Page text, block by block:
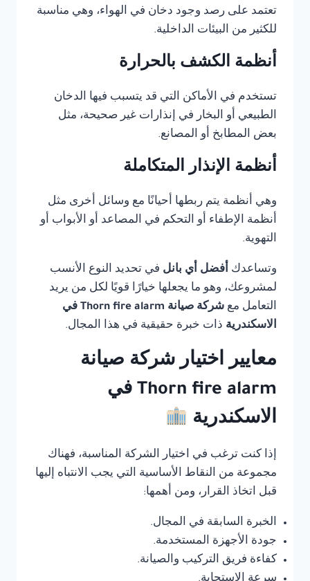
تعتمد على رصد وجود دخان في الهواء، وهي مناسبة
للكثير من البيئات الداخلية.
أنظمة الكشف بالحرارة
تستخدم في الأماكن التي قد يتسبب فيها الدخان
الطبيعي أو البخار في إنذارات غير صحيحة، مثل
بعض المطابخ أو المصانع.
أنظمة الإنذار المتكاملة
وهي أنظمة يتم ربطها أحيانًا مع وسائل أخرى مثل
أنظمة الإطفاء أو التحكم في المصاعد أو الأبواب أو
التهوية.
وتساعدك أفضل أي بانل في تحديد النوع الأنسب
لمشروعك، وهو ما يجعلها خيارًا قويًا لكل من يريد
التعامل مع
شركة صيانة Thorn fire alarm في
الاسكندرية ذات خبرة حقيقية في هذا المجال.
معايير اختيار شركة صيانة
Thorn fire alarm في
الاسكندرية
إذا كنت ترغب في اختيار الشركة المناسبة، فهناك
مجموعة من النقاط الأساسية التي يجب الانتباه إليها
قبل اتخاذ القرار، ومن أهمها:
الخبرة السابقة في المجال.
جودة الأجهزة المستخدمة.
كفاءة فريق التركيب والصيانة.